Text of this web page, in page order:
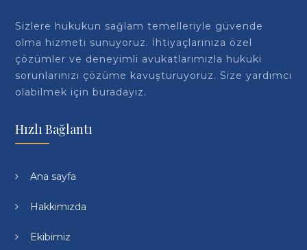
Sizlere hukukun sağlam temelleriyle güvende
olma hizmeti sunuyoruz. İhtiyaçlarınıza özel
çözümler ve deneyimli avukatlarımızla hukuki
sorunlarınızı çözüme kavuşturuyoruz. Size yardımcı
olabilmek için buradayız.
Hızlı Bağlantı
Ana sayfa
Hakkımızda
Ekibimiz